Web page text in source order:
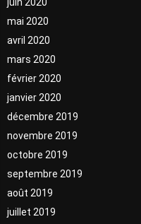
mai 2020
avril 2020
mars 2020
février 2020
janvier 2020
décembre 2019
novembre 2019
octobre 2019
septembre 2019
août 2019
juillet 2019